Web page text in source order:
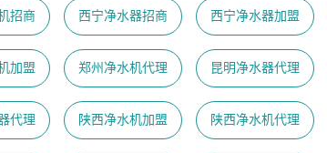
招商 西宁净水器招商 西宁净水器加盟
加盟 郑州净水机代理 昆明净水器代理
代理 陕西净水机加盟 陕西净水机代理